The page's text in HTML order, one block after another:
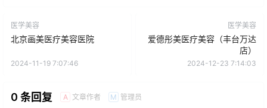
医学美容
北京画美医疗美容医院
2024-11-19 7:07:46
医学美容
爱德彤美医疗美容（丰台万达
店）
2024-12-23 7:14:03
0 条回复 A 文章作者 M 管理员